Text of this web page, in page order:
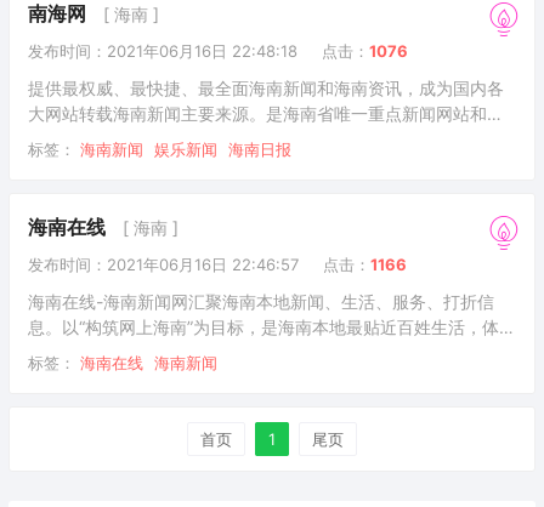
南海网 [ 海南 ]
发布时间：2021年06月16日 22:48:18 点击： 1076
提供最权威、最快捷、最全面海南新闻和海南资讯，成为国内各
大网站转载海南新闻主要来源。是海南省唯一重点新闻网站和海
南新闻中心及海南在线媒体领军网站，也是海南省最具影响力综
合门户网站，由海南日报报业集团主办。
标签： 海南新闻 娱乐新闻 海南日报
海南在线 [ 海南 ]
发布时间：2021年06月16日 22:46:57 点击： 1166
海南在线-海南新闻网汇聚海南本地新闻、生活、服务、打折信
息。以“构筑网上海南”为目标，是海南本地最贴近百姓生活，体现
民生动态、传达政府政策、最具影响力的公共网络应用平台。
标签： 海南在线 海南新闻
首页 1 尾页